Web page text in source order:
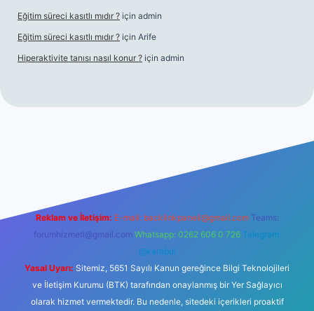
Eğitim süreci kasıtlı mıdır ? için admin
Eğitim süreci kasıtlı mıdır ? için Arife
Hiperaktivite tanısı nasıl konur ? için admin
Reklam ve İletişim: E-mail: backlinkpaneli@gmail.com Teams:
forumhizmeti@gmail.com Whatsapp: 0262 606 0 726 Telegram:
@karabul
Yasal Uyarı: Sitemiz, 5651 Sayılı Kanun gereğince Bilgi Teknolojileri
ve İletişim Kurumu (BTK) tarafından onaylanmış bir Yer Sağlayıcı
olarak hizmet vermektedir. Bu nedenle, sitedeki içerikleri proaktif